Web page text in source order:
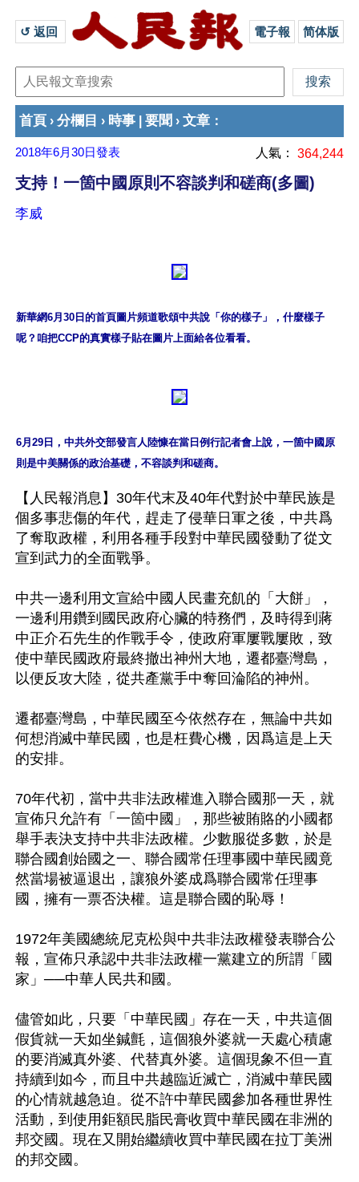
↺ 返回 電子報 简体版
首頁 › 分欄目 › 時事 要聞 › 文章 ：
2018年6月30日發表 人氣： 364,244
支持！一箇中國原則不容談判和磋商(多圖)
李威
新華網6月30日的首頁圖片頻道歌頌中共說「你的樣子」，什麼樣子
呢？咱把CCP的真實樣子貼在圖片上面給各位看看。
6月29日，中共外交部發言人陸慷在當日例行記者會上說，一箇中國原
則是中美關係的政治基礎，不容談判和磋商。
【人民報消息】30年代末及40年代對於中華民族是
個多事悲傷的年代，趕走了侵華日軍之後，中共爲
了奪取政權，利用各種手段對中華民國發動了從文
宣到武力的全面戰爭。
中共一邊利用文宣給中國人民畫充飢的「大餅」，
一邊利用鑽到國民政府心臟的特務們，及時得到蔣
中正介石先生的作戰手令，使政府軍屢戰屢敗，致
使中華民國政府最終撤出神州大地，遷都臺灣島，
以便反攻大陸，從共產黨手中奪回淪陷的神州。
遷都臺灣島，中華民國至今依然存在，無論中共如
何想消滅中華民國，也是枉費心機，因爲這是上天
的安排。
70年代初，當中共非法政權進入聯合國那一天，就
宣佈只允許有「一箇中國」，那些被賄賂的小國都
舉手表決支持中共非法政權。少數服從多數，於是
聯合國創始國之一、聯合國常任理事國中華民國竟
然當場被逼退出，讓狼外婆成爲聯合國常任理事
國，擁有一票否決權。這是聯合國的恥辱！
1972年美國總統尼克松與中共非法政權發表聯合公
報，宣佈只承認中共非法政權一黨建立的所謂「國
家」──中華人民共和國。
儘管如此，只要「中華民國」存在一天，中共這個
假貨就一天如坐鍼氈，這個狼外婆就一天處心積慮
的要消滅真外婆、代替真外婆。這個現象不但一直
持續到如今，而且中共越臨近滅亡，消滅中華民國
的心情就越急迫。從不許中華民國參加各種世界性
活動，到使用鉅額民脂民膏收買中華民國在非洲的
邦交國。現在又開始繼續收買中華民國在拉丁美洲
的邦交國。